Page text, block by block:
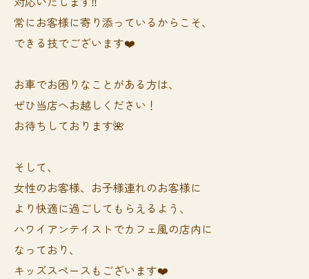
常にお客様に寄り添っているからこそ、
できる技でございます❤️
お車でお困りなことがある方は、
ぜひ当店へお越しください！
お待ちしております🌺
そして、
女性のお客様、お子様連れのお客様に
より快適に過ごしてもらえるよう、
ハワイアンテイストでカフェ風の店内に
なっており、
キッズスペースもございます❤️